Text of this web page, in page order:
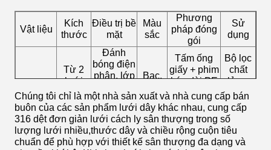
Vật liệu
Kích
thước
Điều trị bề
mặt
Màu
sắc
Phương
pháp đóng
gói
Sử
dụng
316,316L
Từ 2
lưới
đến
500
lưới
Đánh
bóng điện
phân, lớp
điện tĩnh,
PVC, thụ
động kéo
dây
Bạc,
xám,
xanh
Tấm ống
giấy + phim
kéo dài PE
+ giấy kraft
chống nước
dày + túi dệt
PP
Bộ lọc
chất
lỏng,
bảo vệ
hàng
rào,
trang trí
Chúng tôi chỉ là một nhà sản xuất và nhà cung cấp bán
buôn của các sản phẩm lưới dây khác nhau, cung cấp
316 dệt đơn giản lưới cách ly sân thượng trong số
lượng lưới nhiều,thước dây và chiều rộng cuộn tiêu
chuẩn để phù hợp với thiết kế sân thượng đa dạng và